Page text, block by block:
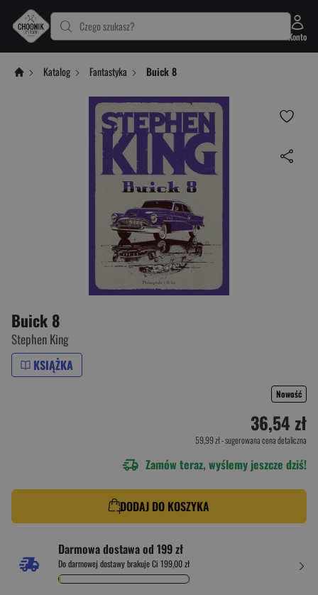
Czego szukasz?
Konto
Katalog Fantastyka Buick 8
Buick 8
Stephen King
KSIĄŻKA
Nowość
36,54 zł
59,99 zł- sugerowana cena detaliczna
Zamów teraz, wyślemy jeszcze dziś!
DODAJ DO KOSZYKA
Darmowa dostawa od 199 zł
Do darmowej dostawy brakuje Ci 199,00 zł